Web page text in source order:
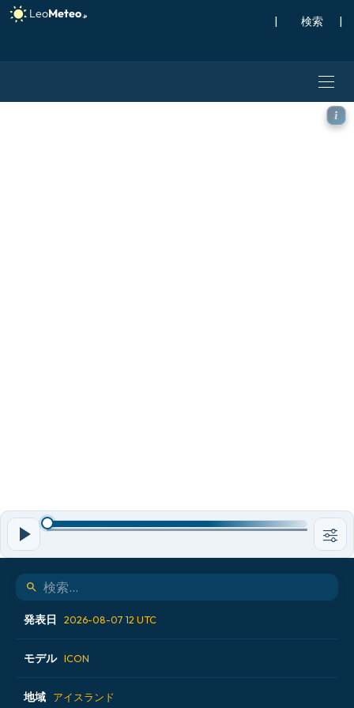
| |
ICON モデル - アイスラン
発表日 2026-08-07 12 UTC
2026-08-06 18 UTC
2026-08-07 00 UTC
モデル ICON
ALADIN CZ 2.3 km
地域 アイスランド